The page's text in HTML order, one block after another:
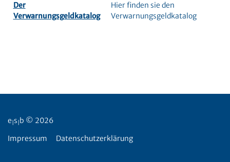
Der
Verwarnungsgeldkatalog
Hier finden sie den
Verwarnungsgeldkatalog
e s b © 2026
Impressum
Datenschutzerklärung